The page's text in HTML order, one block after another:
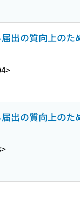
出の質向上のた
出の質向上のた